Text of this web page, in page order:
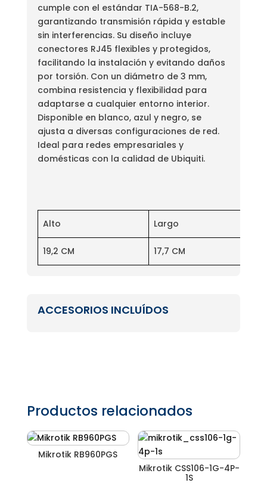
cumple con el estándar TIA-568-B.2,
garantizando transmisión rápida y estable
sin interferencias. Su diseño incluye
conectores RJ45 flexibles y protegidos,
facilitando la instalación y evitando daños
por torsión. Con un diámetro de 3 mm,
combina resistencia y flexibilidad para
adaptarse a cualquier entorno interior.
Disponible en blanco, azul y negro, se
ajusta a diversas configuraciones de red.
Ideal para redes empresariales y
domésticas con la calidad de Ubiquiti.
Alto Largo
19,2 CM 17,7 CM
ACCESORIOS INCLUÍDOS
Productos relacionados
Mikrotik RB960PGS
Mikrotik CSS106-1G-4P-
1S